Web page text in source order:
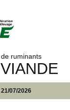
ruminants
07/2026